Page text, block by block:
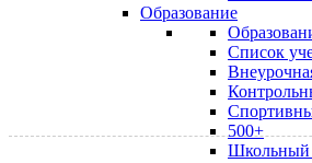
Образование
Список
500+
Школьный